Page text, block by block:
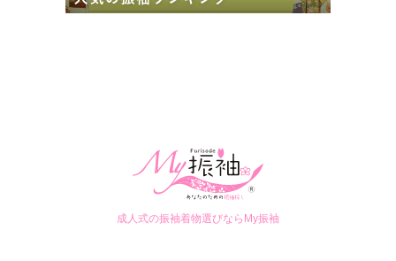
成人式の振袖着物選びならMy振袖